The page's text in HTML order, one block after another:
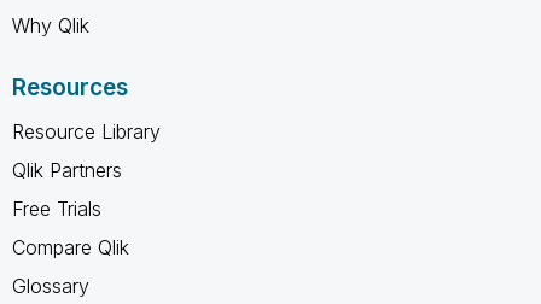
Why Qlik
Resources
Resource Library
Qlik Partners
Free Trials
Compare Qlik
Glossary